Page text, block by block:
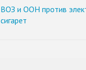
ВОЗ и ООН против
сигарет